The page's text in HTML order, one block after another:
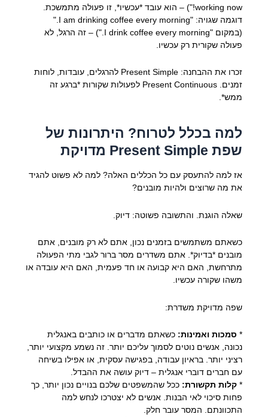
working now!") – הוא עובד *עכשיו*, זו פעולה מתמשכת.
דוגמה שגויה: "I am drinking coffee every morning."
(במקום "I drink coffee every morning.") – זה הרגל, לא
פעולה שקורית רק עכשיו.
זכרו את ההבחנה: Present Simple להרגלים, עובדות, לוחות
זמנים. Present Continuous לפעולות שקורות *ברגע זה
ממש*.
למה בכלל לטרוח? היתרונות של
שפת Present Simple מדויקת
אז למה להתעסק עם כל הכללים האלה? למה לא פשוט להגיד
את מה שרוצים ולהיות מובנים?
שאלה הוגנת. והתשובה פשוטה: דיוק.
כשאתם משתמשים בזמנים נכון, אתם לא רק מובנים, אתם
מובנים *בדיוק*. אתם משדרים מסר ברור לגבי מתי הפעולה
מתרחשת, האם היא קבועה או חד פעמית, האם היא עובדה או
משהו שקורה עכשיו.
שפה מדויקת משדרת:
* סמכות ואמינות: כשאתם מדברים או כותבים באנגלית
נכונה, אנשים נוטים לסמוך עליכם יותר. זה נשמע מקצועי יותר,
רציני יותר. בראיון עבודה, בפגישה עסקית, או אפילו בשיחה
עם חברים דוברי אנגלית – דיוק עושה את ההבדל.
* קלות תקשורת: ככל שהמשפטים שלכם בנויים נכון יותר, כך
פחות סיכוי לאי הבנות. אנשים לא יצטרכו לנחש למה
התכוונתם. המסר עובר חלק.